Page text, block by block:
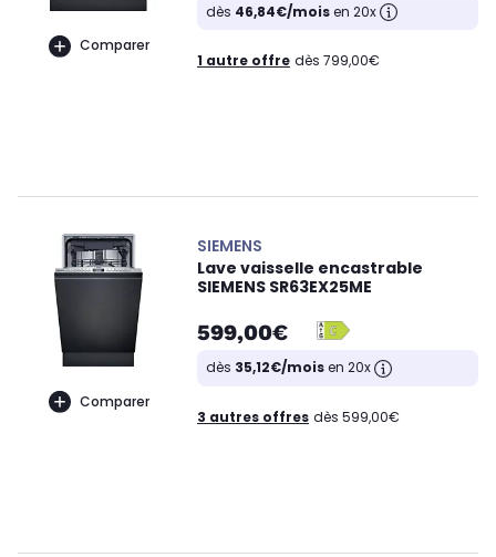
Comparer
dès 46,84€/moisen 20x
1 autre offre dès 799,00€
Comparer
SIEMENS
Lave vaisselle encastrable
SIEMENS SR63EX25ME
599,00€
dès 35,12€/moisen 20x
3 autres offres dès 599,00€